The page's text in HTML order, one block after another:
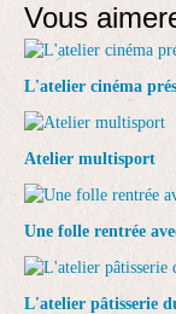
Vous
L'atelier cinéma
Atelier multisport
Une folle rentrée
L'atelier pâtisserie